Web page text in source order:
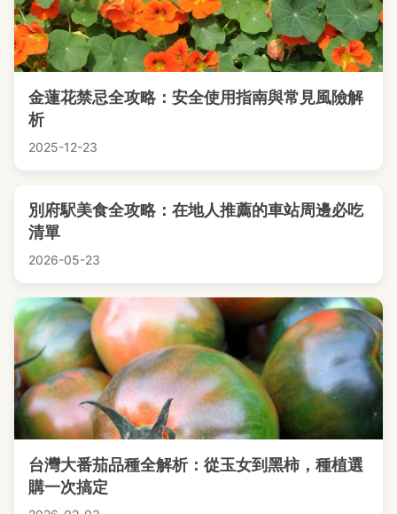
金蓮花禁忌全攻略：安全使用指南與常見風險解
析
2025-12-23
別府駅美食全攻略：在地人推薦的車站周邊必吃
清單
2026-05-23
台灣大番茄品種全解析：從玉女到黑柿，種植選
購一次搞定